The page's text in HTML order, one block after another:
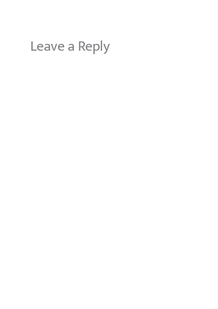
Leave a Reply